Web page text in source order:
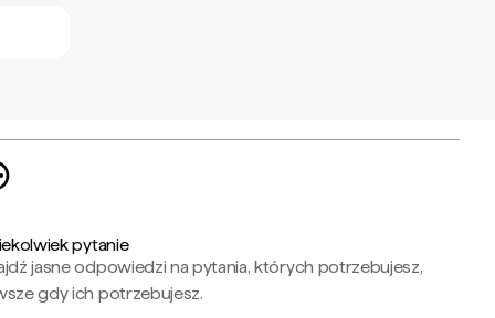
pytanie
jasne odpowiedzi na pytania, których potrzebujesz,
gdy ich potrzebujesz.